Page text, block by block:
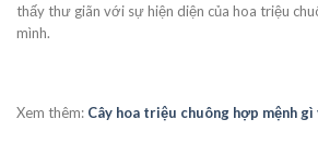
thấy thư giãn với sự hiện diện của hoa triệu
mình.
Xem thêm: Cây hoa triệu chuông hợp mệnh gì